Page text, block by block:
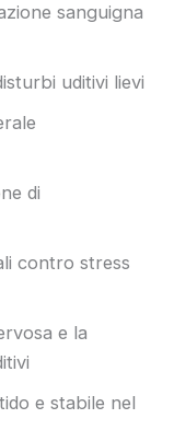
sanguigna
uditivi lievi
di
contro stress
e la
e stabile nel